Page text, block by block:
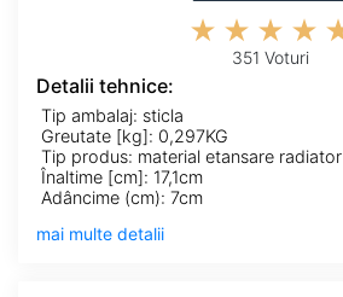
351 Voturi
Detalii tehnice:
Tip ambalaj: sticla
Greutate [kg]: 0,297KG
Tip produs: material etansare radiator
Înaltime [cm]: 17,1cm
Adâncime (cm): 7cm
mai multe detalii